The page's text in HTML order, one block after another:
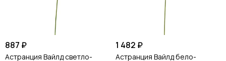
887 ₽
Астранция Вайлд светло-
1 482 ₽
Астранция Вайлд бело-